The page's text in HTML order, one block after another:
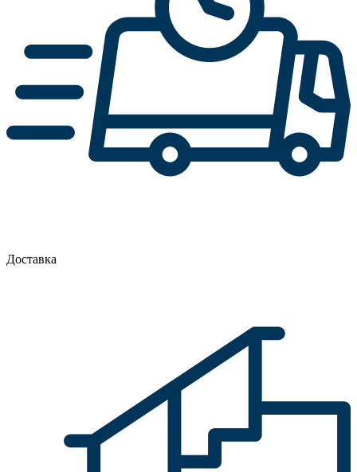
Доставка